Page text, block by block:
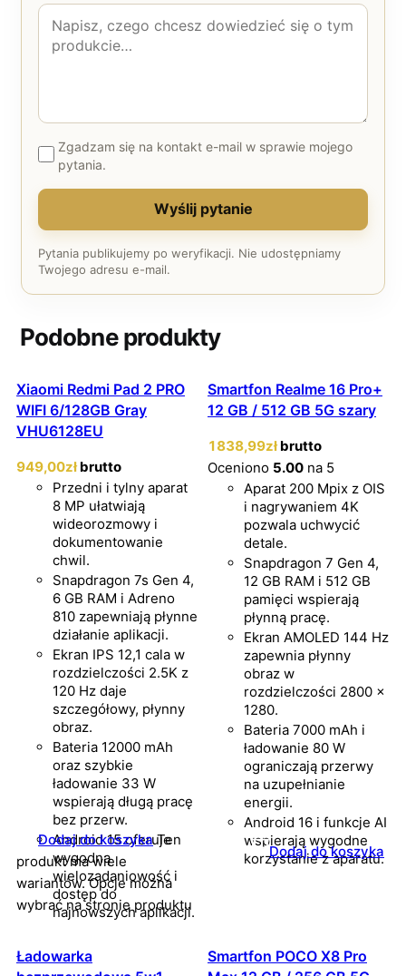
Zgadzam się na kontakt e-mail w sprawie mojego
pytania.
Wyślij pytanie
Pytania publikujemy po weryfikacji. Nie udostępniamy
Twojego adresu e-mail.
Podobne produkty
Xiaomi Redmi Pad 2 PRO
WIFI 6/128GB Gray
VHU6128EU
949,00zł brutto
Przedni i tylny aparat
8 MP ułatwiają
wideorozmowy i
dokumentowanie
chwil.
Snapdragon 7s Gen 4,
6 GB RAM i Adreno
810 zapewniają płynne
działanie aplikacji.
Ekran IPS 12,1 cala w
rozdzielczości 2.5K z
120 Hz daje
szczegółowy, płynny
obraz.
Bateria 12000 mAh
oraz szybkie
ładowanie 33 W
wspierają długą pracę
bez przerw.
Android 15 oferuje
wygodną
wielozadaniowość i
dostęp do
najnowszych aplikacji.
Dodaj do koszyka Ten
produkt ma wiele
wariantów. Opcje można
wybrać na stronie produktu
Smartfon Realme 16 Pro+
12 GB / 512 GB 5G szary
1838,99zł brutto
Oceniono 5.00 na 5
Aparat 200 Mpix z OIS
i nagrywaniem 4K
pozwala uchwycić
detale.
Snapdragon 7 Gen 4,
12 GB RAM i 512 GB
pamięci wspierają
płynną pracę.
Ekran AMOLED 144 Hz
zapewnia płynny
obraz w
rozdzielczości 2800 ×
1280.
Bateria 7000 mAh i
ładowanie 80 W
ograniczają przerwy
na uzupełnianie
energii.
Android 16 i funkcje AI
wspierają wygodne
korzystanie z aparatu.
Dodaj do koszyka
Ładowarka
Smartfon POCO X8 Pro